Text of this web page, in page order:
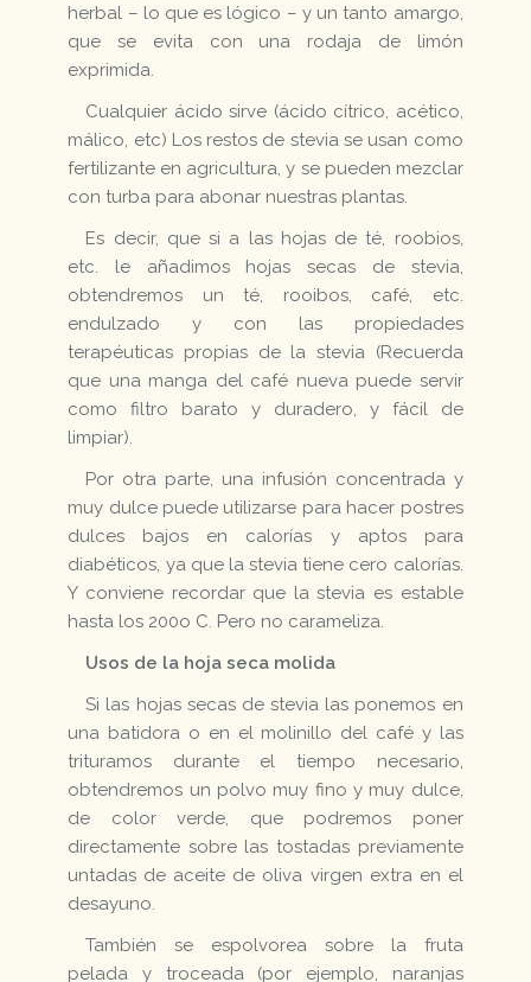
herbal – lo que es lógico – y un tanto amargo,
que se evita con una rodaja de limón
exprimida.
Cualquier ácido sirve (ácido cítrico, acético,
málico, etc) Los restos de stevia se usan como
fertilizante en agricultura, y se pueden mezclar
con turba para abonar nuestras plantas.
Es decir, que si a las hojas de té, roobios,
etc. le añadimos hojas secas de stevia,
obtendremos un té, rooibos, café, etc.
endulzado y con las propiedades
terapéuticas propias de la stevia (Recuerda
que una manga del café nueva puede servir
como filtro barato y duradero, y fácil de
limpiar).
Por otra parte, una infusión concentrada y
muy dulce puede utilizarse para hacer postres
dulces bajos en calorías y aptos para
diabéticos, ya que la stevia tiene cero calorías.
Y conviene recordar que la stevia es estable
hasta los 200o C. Pero no carameliza.
Usos de la hoja seca molida
Si las hojas secas de stevia las ponemos en
una batidora o en el molinillo del café y las
trituramos durante el tiempo necesario,
obtendremos un polvo muy fino y muy dulce,
de color verde, que podremos poner
directamente sobre las tostadas previamente
untadas de aceite de oliva virgen extra en el
desayuno.
También se espolvorea sobre la fruta
pelada y troceada (por ejemplo, naranjas